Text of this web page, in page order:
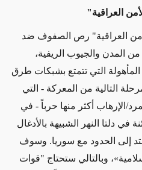
العراقية"
الأمن العراقية" رص الصفوف ضد
المدن والجيوب الريفية،
التي تتمتع بشبكات طرق
التالية من المعركة - التي
الإرهاب أكثر منها حرباً - في
في دلتا النهر الشبيهة بالأدغال
إلى الحدود مع سوريا. وسوف
وبالتالي ستحتاج "قوات